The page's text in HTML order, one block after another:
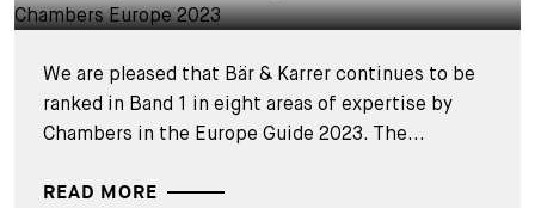
We are pleased that Bär & Karrer continues to be
ranked in Band 1 in eight areas of expertise by
Chambers in the Europe Guide 2023. The...
READ MORE